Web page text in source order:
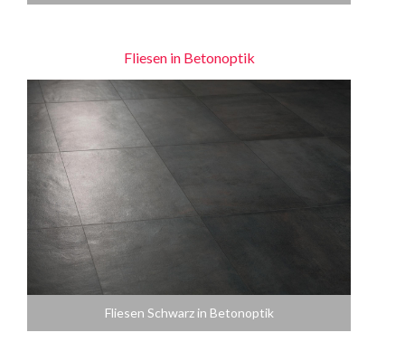
Fliesen in Betonoptik
Fliesen Schwarz in Betonoptik